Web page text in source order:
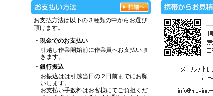
お支払方法は以下の３種類の中からお選び
頂けます。
・現金でのお支払い
引越し作業開始前に作業員へお支払い頂
きます。
・銀行振込
お振込はは引越当日の２日前までにお願
いします。
お支払い手数料はお客様にてご負担くだ